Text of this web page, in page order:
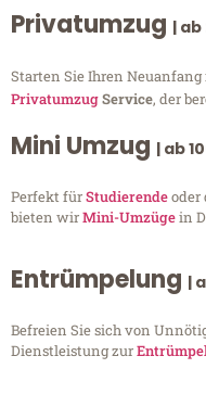
Privatumzug |
Starten Sie Ihren
PrivatumzugService, der
Mini Umzug | ab
Perfekt fürStudierendeoder
bieten wirMini-Umzügein
Entrümpelung |
Befreien Sie sich von
Dienstleistung zur